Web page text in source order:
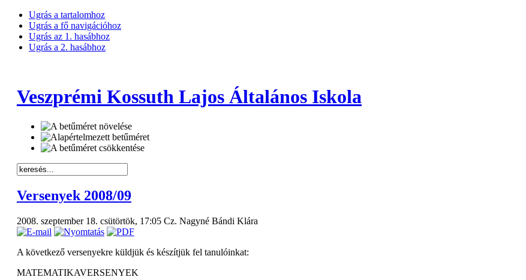
Ugrás a tartalomhoz
Ugrás a fő navigációhoz
Ugrás az 1. hasábhoz
Ugrás a 2. hasábhoz
Veszprémi Kossuth Lajos Általános Iskola
Versenyek 2008/09
2008. szeptember 18. csütörtök, 17:05 Cz. Nagyné Bándi Klára
A következő versenyekre küldjük és készítjük fel tanulóinkat:
MATEMATIKAVERSENYEK